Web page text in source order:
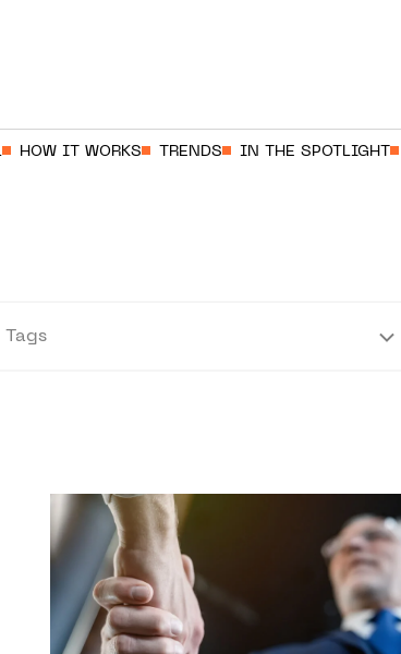
HOW IT WORKS TRENDS IN THE SPOTLIGHT
Tags